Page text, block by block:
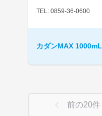
TEL: 0859-36-0600
カダンMAX 1000mL
前の20件